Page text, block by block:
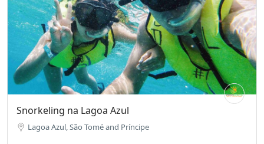
Snorkeling na Lagoa Azul
Lagoa Azul, São Tomé and Príncipe